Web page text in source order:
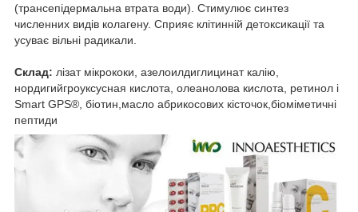
(трансепідермальна втрата води). Стимулює синтез
численних видів колагену. Сприяє клітинній детоксикації та
усуває вільні радикали.
Склад: лізат мікрококи, азелоилдиглицинат калію,
нордигийгроуксусная кислота, олеанолова кислота, ретинол і
Smart GPS®, біотин,масло абрикосових кісточок,біоміметичні
пептиди